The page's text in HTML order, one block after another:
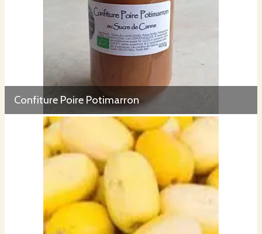
Confiture Poire Potimarron